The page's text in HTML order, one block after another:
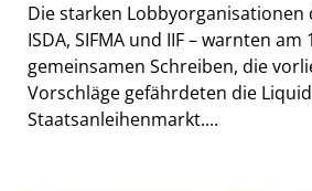
Die starken Lobbyorganisationen
ISDA, SIFMA und IIF – warnten am
gemeinsamen Schreiben, die
Vorschläge gefährdeten die
Staatsanleihenmarkt....